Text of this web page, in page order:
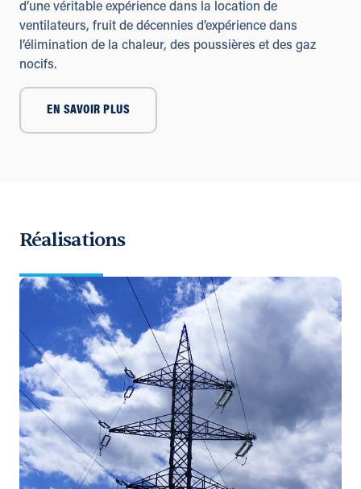
d’une véritable expérience dans la location de
ventilateurs, fruit de décennies d’expérience dans
l’élimination de la chaleur, des poussières et des gaz
nocifs.
EN SAVOIR PLUS
Réalisations